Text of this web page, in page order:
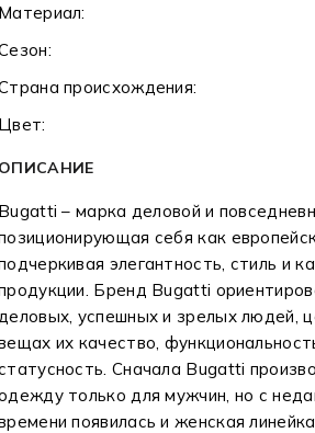
Материал:
происхождения:
Цвет:
ОПИСАНИЕ
Bugatti – марка деловой и
себя как
элегантность, стиль и
Бренд Bugatti
деловых, успешных и зрелых людей,
их качество,
Сначала Bugatti
только для мужчин, но с
появилась и женская